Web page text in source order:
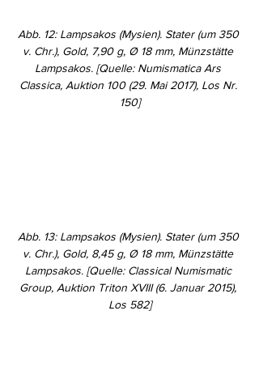
Abb. 12: Lampsakos (Mysien). Stater (um 350
v. Chr.), Gold, 7,90 g, Ø 18 mm, Münzstätte
Lampsakos. [Quelle: Numismatica Ars
Classica, Auktion 100 (29. Mai 2017), Los Nr.
150]
Abb. 13: Lampsakos (Mysien). Stater (um 350
v. Chr.), Gold, 8,45 g, Ø 18 mm, Münzstätte
Lampsakos. [Quelle: Classical Numismatic
Group, Auktion Triton XVIII (6. Januar 2015),
Los 582]